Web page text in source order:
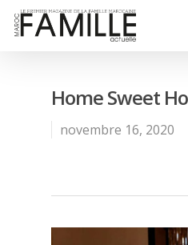
Home Sweet
novembre 16, 2020